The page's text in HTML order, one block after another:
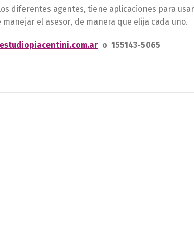
diferentes agentes, tiene aplicaciones para
manejar el asesor, de manera que elija cada uno.
o 155143-5065